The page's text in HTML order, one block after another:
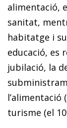
alimentació,
sanitat,
habitatge i
educació, es
jubilació, la
l’alimentació
turisme (el